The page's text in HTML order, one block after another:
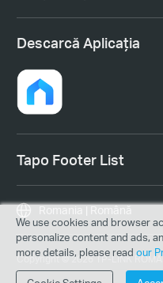
Descarcă Aplicația
Tapo Footer List
Copyright © 2026 TP-LINK
Romania | Română
We use cookies and browser
personalize content and ads,
more details, please read our